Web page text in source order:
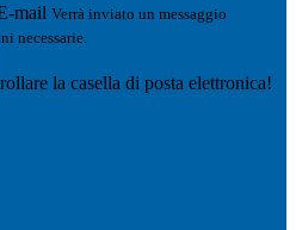
mail Verrà inviato un messaggio
necessarie.
la casella di posta elettronica!